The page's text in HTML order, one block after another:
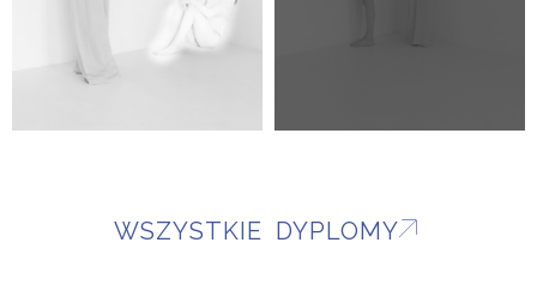
WSZYSTKIE DYPLOMY